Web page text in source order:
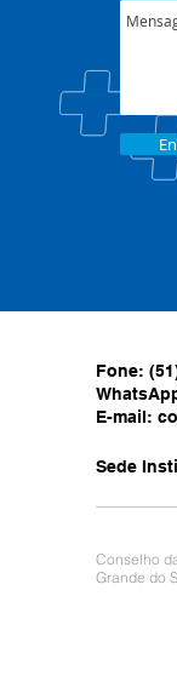
Fone:
E-mail:
Sede
Conselho
Grande do